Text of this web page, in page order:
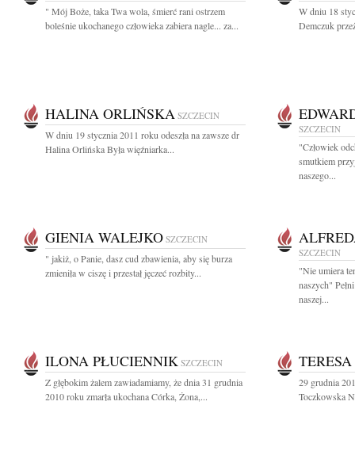
" Mój Boże, taka Twa wola, śmierć rani ostrzem
boleśnie ukochanego człowieka zabiera nagle... za...
W dniu 18
Demczuk
HALINA ORLIŃSKA SZCZECIN
W dniu 19 stycznia 2011 roku odeszła na zawsze dr
Halina Orlińska Była więźniarka...
SZCZECIN
"Człowiek
smutkiem
naszego...
GIENIA WALEJKO SZCZECIN
" jakiż, o Panie, dasz cud zbawienia, aby się burza
zmieniła w ciszę i przestał jęczeć rozbity...
SZCZECIN
"Nie umiera
naszych"
naszej...
ILONA PŁUCIENNIK SZCZECIN
Z głębokim żalem zawiadamiamy, że dnia 31 grudnia
2010 roku zmarła ukochana Córka, Żona,...
29 grudnia
Toczkowska